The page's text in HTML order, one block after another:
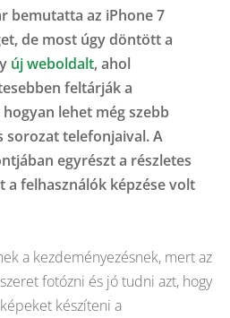
bemutatta az iPhone 7
de most úgy döntött a
új weboldalt, ahol
feltárják a
lehet még szebb
sorozat telefonjaival. A
egyrészt a részletes
a felhasználók képzése volt
a kezdeményezésnek, mert az
fotózni és jó tudni azt, hogy
készíteni a